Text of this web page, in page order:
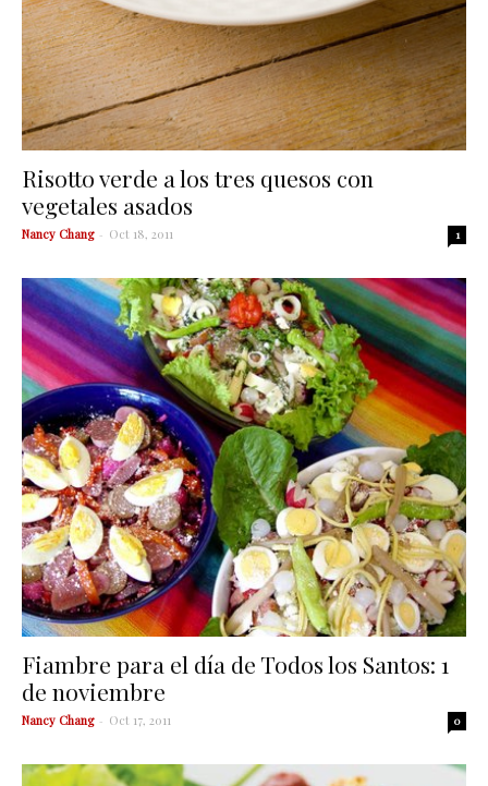
Risotto verde a los tres quesos con
vegetales asados
Nancy Chang - Oct 18, 2011 1
Fiambre para el día de Todos los Santos: 1
de noviembre
Nancy Chang - Oct 17, 2011 0